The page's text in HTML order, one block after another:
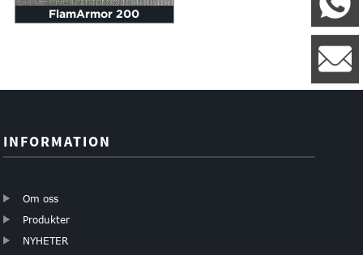
FlamArmor 200
INFORMATION
Om oss
Produkter
NYHETER